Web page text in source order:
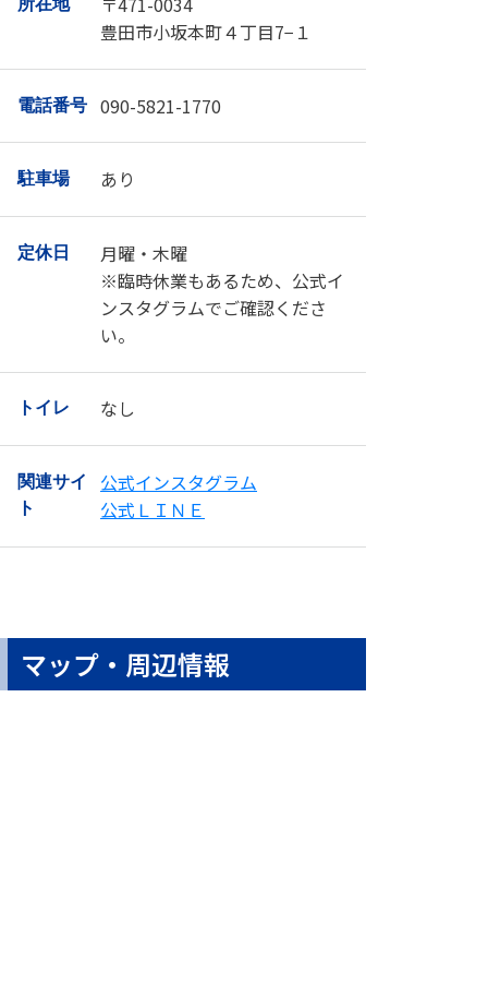
所在地
豊田市小坂本町４丁目7−１
電話番号 090-5821-1770
駐車場 あり
定休日
月曜・木曜
※臨時休業もあるため、公式イ
ンスタグラムでご確認くださ
い。
トイレ なし
関連サイ
ト
公式インスタグラム
公式ＬＩＮＥ
マップ・周辺情報